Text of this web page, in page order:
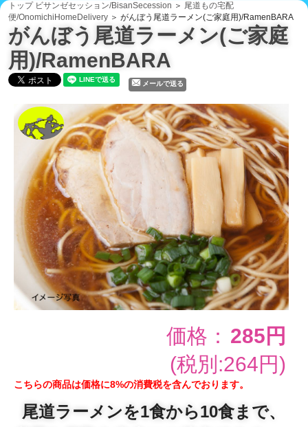
トップ ビサンゼセッション/BisanSecession ＞ 尾道もの宅配
便/OnomichiHomeDelivery ＞ がんぼう尾道ラーメン(ご家庭用)/RamenBARA
がんぼう尾道ラーメン(ご家庭
用)/RamenBARA
メールで送る
価格： 285円
(税別:264円)
こちらの商品は価格に8%の消費税を含んでおります。
尾道ラーメンを1食から10食まで、